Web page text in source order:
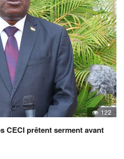
122
CECI prêtent serment avant